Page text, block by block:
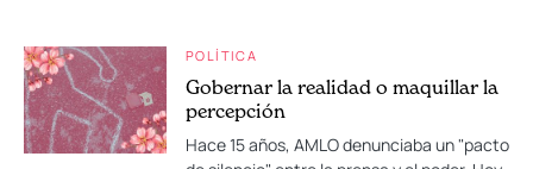
POLÍTICA
Gobernar la realidad o maquillar la
percepción
Hace 15 años, AMLO denunciaba un "pacto